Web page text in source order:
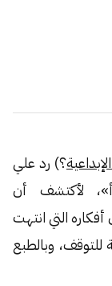
؟) رد علي
لأكتشف أن
التي انتهت
وبالطبع